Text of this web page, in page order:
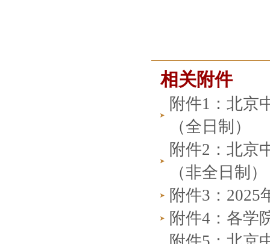
相关附件
附件1：北京
（全日制）
附件2：北京
（非全日制）
附件3：2025
附件4：各学